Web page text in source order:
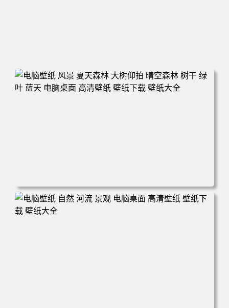
电脑壁纸 风景 夏天森林 大树仰拍 晴空森林 树干 绿叶 蓝天
电脑桌面 高清壁纸 壁纸下载 壁纸大全